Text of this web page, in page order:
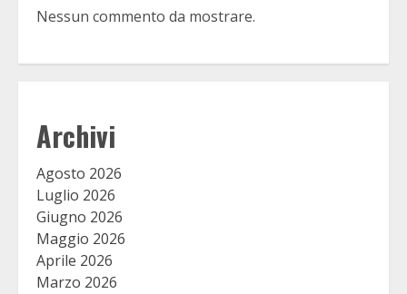
Nessun commento da mostrare.
Archivi
Agosto 2026
Luglio 2026
Giugno 2026
Maggio 2026
Aprile 2026
Marzo 2026